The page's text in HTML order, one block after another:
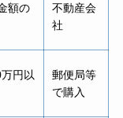
額の
不動産会
社
円以
郵便局等
で購入